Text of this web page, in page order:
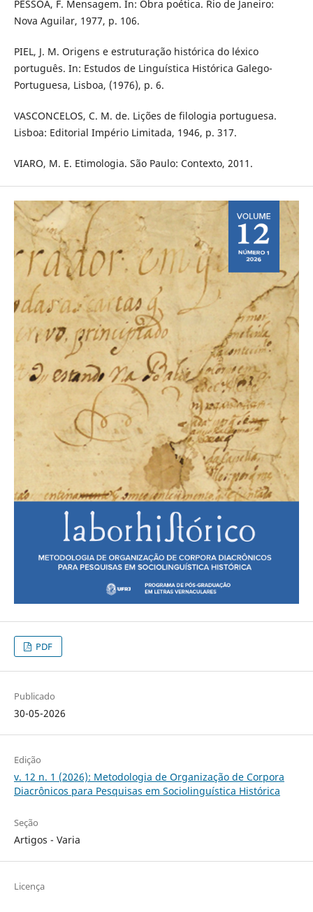
PESSOA, F. Mensagem. In: Obra poética. Rio de Janeiro:
Nova Aguilar, 1977, p. 106.
PIEL, J. M. Origens e estruturação histórica do léxico
português. In: Estudos de Linguística Histórica Galego-
Portuguesa, Lisboa, (1976), p. 6.
VASCONCELOS, C. M. de. Lições de filologia portuguesa.
Lisboa: Editorial Império Limitada, 1946, p. 317.
VIARO, M. E. Etimologia. São Paulo: Contexto, 2011.
PDF
Publicado
30-05-2026
Edição
v. 12 n. 1 (2026): Metodologia de Organização de Corpora
Diacrônicos para Pesquisas em Sociolinguística Histórica
Seção
Artigos - Varia
Licença